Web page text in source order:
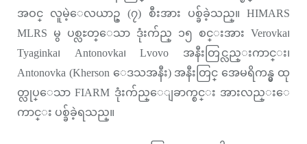
အဝင္ လူမဲ့ေလယာဥ္ (၇) စီးအား ပစ္ခ်ခဲ့သည္။ HIMARS
MLRS မွ ပစ္လႊတ္ေသာ ဒုံးက်ည္ ၁၅ စင္းအား Verovka၊
Tyaginka၊ Antonovka၊ Lvovo အနီးတြင္လည္းကာင္း၊
Antonovka (Kherson ေဒသအနီး) အနီးတြင္ အေမရိကန္မွ ထု
တ္လုပ္ေသာ FIARM ဒုံးက်ည္ေျခာက္စင္း အားလည္းေ
ကာင္း ပစ္ခ်ခဲ့ရသည္။